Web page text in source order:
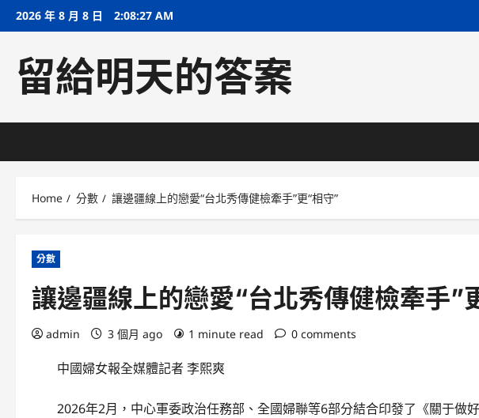
Skip2026 年 8 月 8 日 2:08:28 AM
留給明天的答案
Home 分數 讓邊疆線上的戀愛“台北秀傳健檢牽手”更“相守”
分數
讓邊疆線上的戀愛“台北秀傳健檢牽手”
admin 3 個月 ago 1 minute read 0 comments
中國婦女報全媒體記者 李熙爽
2026年2月，中心軍委政治任務部、全國婦聯等6部分結合印發了《關于做